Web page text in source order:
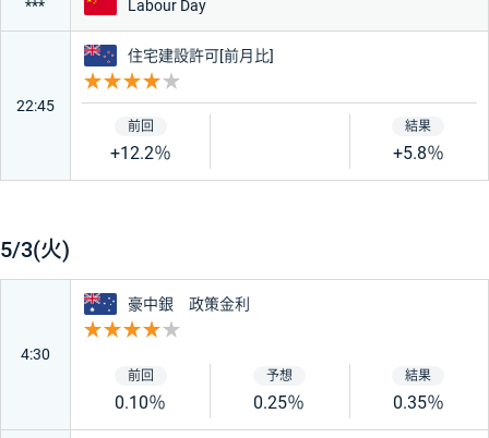
*** 中国
Labour Day
22:45
ニュージーランド
住宅建設許可[前月比]
+12.2％ +5.8％
5/3(火)
4:30
オーストラリア
豪中銀 政策金利
0.10％ 0.25％ 0.35％